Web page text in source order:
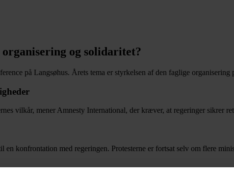
og solidaritet?
på Langsøhus. Årets tema er styrkelsen af den faglige organisering
vilkår, mener Amnesty International, der kræver, at regeringer sikrer
konfrontation med regeringen. Protesterne er fortsat selv om flere
arbejde